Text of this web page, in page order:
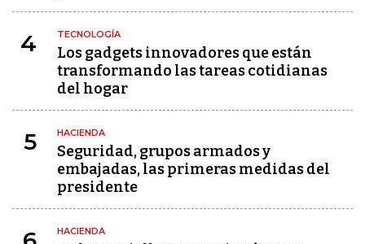
4 TECNOLOGÍA
Los gadgets innovadores que están
transformando las tareas cotidianas
del hogar
5 HACIENDA
Seguridad, grupos armados y
embajadas, las primeras medidas del
presidente
HACIENDA